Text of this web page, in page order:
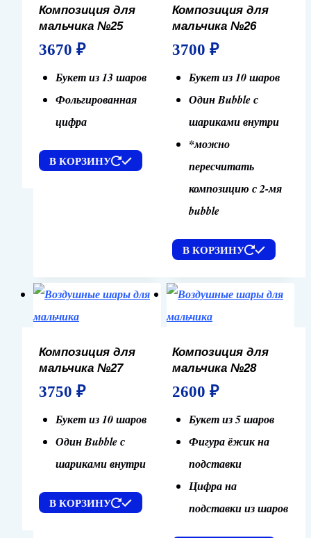
Композиция для
мальчика №25
3670 ₽
Букет из 13 шаров
Фольгированная
цифра
В КОРЗИНУ
Композиция для
мальчика №26
3700 ₽
Букет из 10 шаров
Один Bubble с
шариками внутри
*можно
пересчитать
композицию с 2-мя
bubble
В КОРЗИНУ
Композиция для
мальчика №27
3750 ₽
Букет из 10 шаров
Один Bubble с
шариками внутри
В КОРЗИНУ
Композиция для
мальчика №28
2600 ₽
Букет из 5 шаров
Фигура ёжик на
подставки
Цифра на
подставки из шаров